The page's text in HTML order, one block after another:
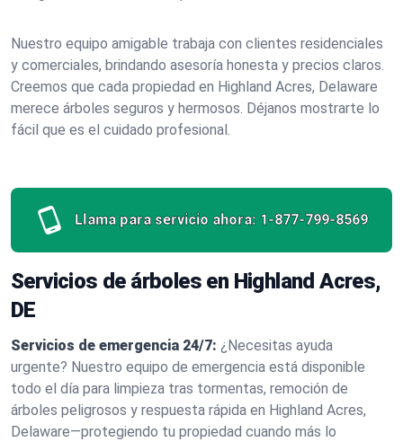
Nuestro equipo amigable trabaja con clientes residenciales
y comerciales, brindando asesoría honesta y precios claros.
Creemos que cada propiedad en Highland Acres, Delaware
merece árboles seguros y hermosos. Déjanos mostrarte lo
fácil que es el cuidado profesional.
Llama para servicio ahora: 1-877-799-8569
Servicios de árboles en Highland Acres,
DE
Servicios de emergencia 24/7: ¿Necesitas ayuda
urgente? Nuestro equipo de emergencia está disponible
todo el día para limpieza tras tormentas, remoción de
árboles peligrosos y respuesta rápida en Highland Acres,
Delaware—protegiendo tu propiedad cuando más lo